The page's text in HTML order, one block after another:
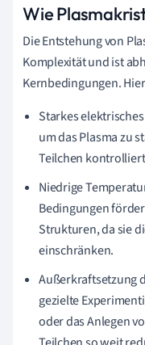
Wie
Die Entstehung von
Komplexität und ist
Kernbedingungen.
Starkes
um das Plasma zu
Teilchen
Niedrige
Bedingungen
Strukturen, da sie
einschränken.
Außerkraftsetzung
gezielte
oder das Anlegen